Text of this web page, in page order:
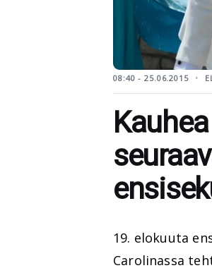
08:40 - 25.06.2015
19. elokuuta
Carolinassa